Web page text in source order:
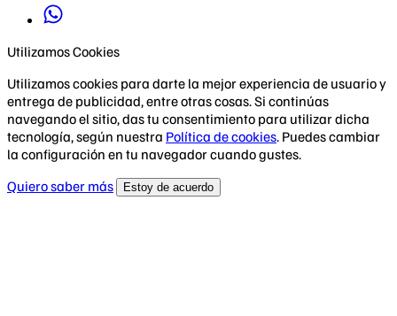
Utilizamos Cookies
Utilizamos cookies para darte la mejor experiencia de usuario y
entrega de publicidad, entre otras cosas. Si continúas
navegando el sitio, das tu consentimiento para utilizar dicha
tecnología, según nuestra Política de cookies. Puedes cambiar
la configuración en tu navegador cuando gustes.
Quiero saber más
Estoy de acuerdo